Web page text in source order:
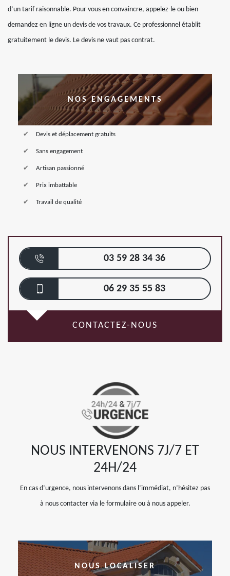
d’un tarif raisonnable. Pour vous en convaincre, appelez-le ou bien
demandez en ligne un devis de vos travaux. Ce professionnel établit
gratuitement le devis. Le devis ne vaut pas contrat.
NOS ENGAGEMENTS
Devis et déplacement gratuits
Sans engagement
Artisan passionné
Prix imbattable
Travail de qualité
03 59 28 34 36
06 29 35 55 83
CONTACTEZ-NOUS
NOUS INTERVENONS 7J/7 ET
24H/24
En cas d’urgence, nous intervenons dans l’immédiat, n’hésitez pas
à nous contacter via le formulaire ou à nous appeler.
NOUS LOCALISER